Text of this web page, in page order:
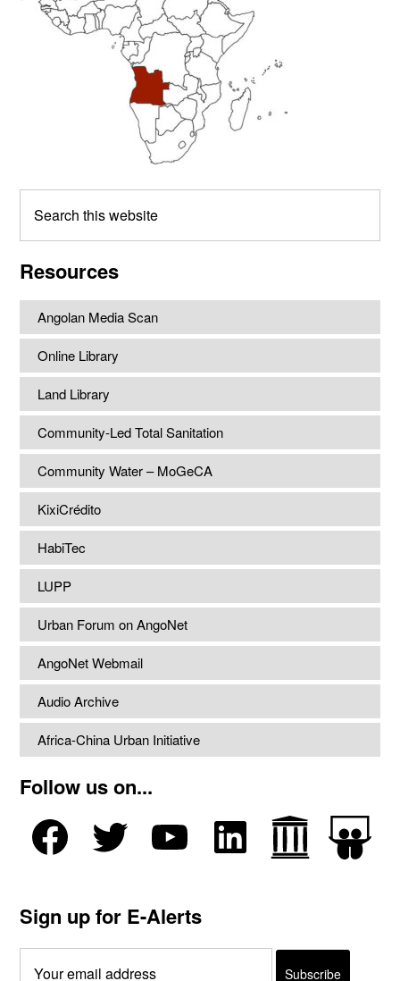
this
Resources
Angolan Media Scan
Online Library
Land Library
Community-Led Total Sanitation
Community Water – MoGeCA
KixiCrédito
HabiTec
LUPP
Urban Forum on AngoNet
AngoNet Webmail
Audio Archive
Africa-China Urban Initiative
Follow us on...
Sign up for E-Alerts